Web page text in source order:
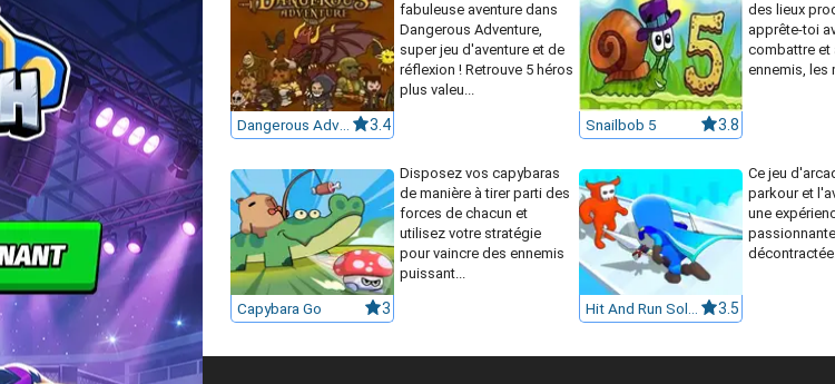
3.4
fabuleuse aventure dans
Dangerous Adventure,
super jeu d'aventure et de
réflexion ! Retrouve 5 héros
plus valeu...
Snailbob 5 3.8
des lieux
apprête-toi
combattre et
ennemis, les
Capybara Go 3
Disposez vos capybaras
de manière à tirer parti des
forces de chacun et
utilisez votre stratégie
pour vaincre des ennemis
puissant...
3.5
Ce jeu
parkour et
une